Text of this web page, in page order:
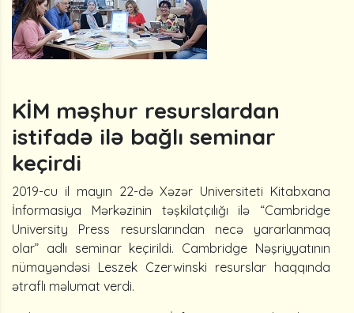
KİM məşhur resurslardan
istifadə ilə bağlı seminar
keçirdi
2019-cu il mayın 22-də Xəzər Universiteti Kitabxana
İnformasiya Mərkəzinin təşkilatçılığı ilə “Cambridge
University Press resurslarından necə yararlanmaq
olar” adlı seminar keçirildi. Cambridge Nəşriyyatının
nümayəndəsi Leszek Czerwinski resurslar haqqında
ətraflı məlumat verdi.